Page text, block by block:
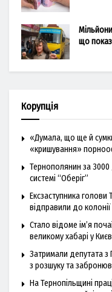
що
Корупція
«Думала, що ще й
«кришування»
Тернополянин за 3000
системі “Оберіг”
Ексзаступника голови
відправили до колонії
Стало відоме ім’я
великому хабарі у
Затримали депутата з
з розшуку та
На Тернопільщині